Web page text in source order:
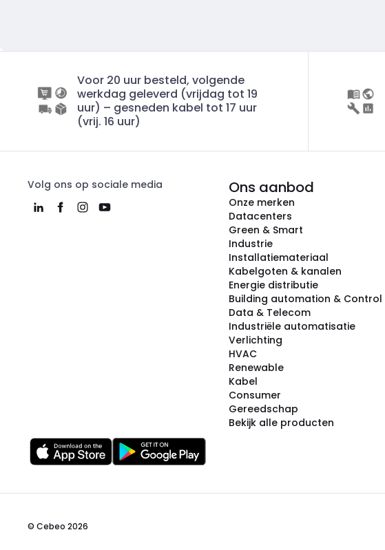
Voor 20 uur besteld, volgende
werkdag geleverd (vrijdag tot 19
uur) – gesneden kabel tot 17 uur
(vrij. 16 uur)
Volg ons op sociale media Ons aanbod
Onze merken
Datacenters
Green & Smart
Industrie
Installatiemateriaal
Kabelgoten & kanalen
Energie distributie
Building automation & Control
Data & Telecom
Industriële automatisatie
Verlichting
HVAC
Renewable
Kabel
Consumer
Gereedschap
Bekijk alle producten
© Cebeo 2026